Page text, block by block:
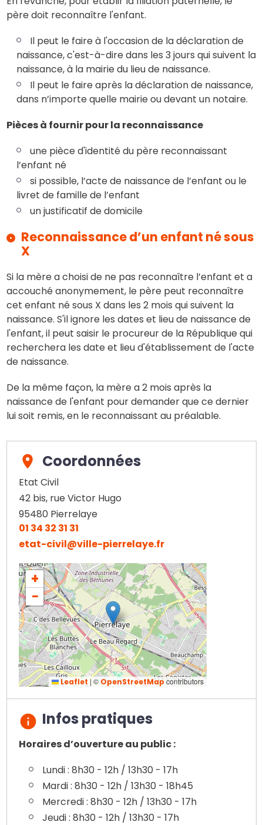
père doit reconnaître l'enfant.
Il peut le faire à l'occasion de la déclaration de
naissance, c'est-à-dire dans les 3 jours qui suivent la
naissance, à la mairie du lieu de naissance.
Il peut le faire après la déclaration de naissance,
dans n’importe quelle mairie ou devant un notaire.
Pièces à fournir pour la reconnaissance
une pièce d'identité du père reconnaissant
l’enfant né
si possible, l’acte de naissance de l’enfant ou le
livret de famille de l’enfant
un justificatif de domicile
Reconnaissance d’un enfant né sous
X
Si la mère a choisi de ne pas reconnaître l’enfant et a
accouché anonymement, le père peut reconnaître
cet enfant né sous X dans les 2 mois qui suivent la
naissance. S'il ignore les dates et lieu de naissance de
l'enfant, il peut saisir le procureur de la République qui
recherchera les date et lieu d'établissement de l'acte
de naissance.
De la même façon, la mère a 2 mois après la
naissance de l'enfant pour demander que ce dernier
lui soit remis, en le reconnaissant au préalable.
Coordonnées
Etat Civil
42 bis, rue Victor Hugo
95480 Pierrelaye
01 34 32 31 31
etat-civil@ville-pierrelaye.fr
+
−
Leaflet | © OpenStreetMap contributors
Infos pratiques
Horaires d’ouverture au public :
Lundi : 8h30 - 12h / 13h30 - 17h
Mardi : 8h30 - 12h / 13h30 - 18h45
Mercredi : 8h30 - 12h / 13h30 - 17h
Jeudi : 8h30 - 12h / 13h30 - 17h